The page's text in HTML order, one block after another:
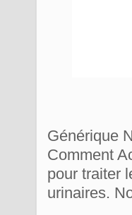
Générique
Comment
pour traiter
urinaires.